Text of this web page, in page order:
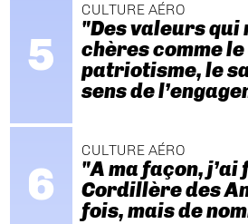
CULTURE AÉRO
"Des valeurs qui
chères comme
patriotisme, le
sens de
CULTURE AÉRO
"A ma façon,
Cordillère des
fois, mais de